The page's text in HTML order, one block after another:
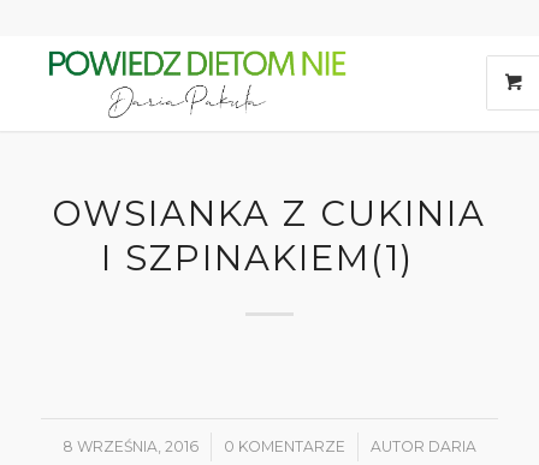
OWSIANKA Z CUKINIA
I SZPINAKIEM(1)
8 WRZEŚNIA, 2016
/ 0 KOMENTARZE
/ AUTOR DARIA